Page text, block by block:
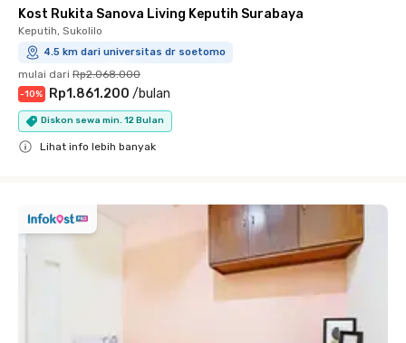
Kost Rukita Sanova Living Keputih Surabaya
Keputih, Sukolilo
4.5 km dari universitas dr soetomo
mulai dari Rp2.068.000
-10% Rp1.861.200 /bulan
Diskon sewa min. 12 Bulan
Lihat info lebih banyak